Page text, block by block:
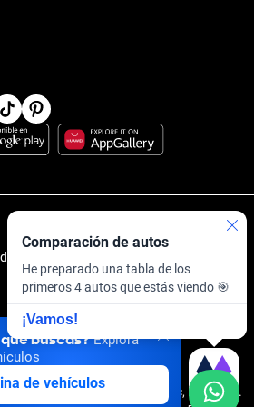
buscas? Explora
de vehículos
Fe
Fortuna - Showroom
Centro
la Victoria
Sur
Valle
Comparación de autos
He preparado una tabla de los
primeros 4 autos que estás viendo 🎯
¡Vamos!
Amomolulco - Capulhuac, No. 1 Col.